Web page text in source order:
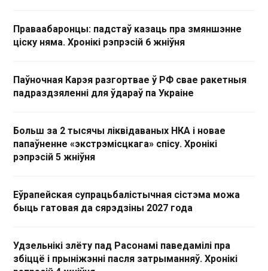
Праваабаронцы: падстаў казаць пра змяншэнне
ціску няма. Хронікі рэпрэсій 6 жніўня
Паўночная Карэя разгортвае ў РФ свае ракетныя
падраздзяленні для ўдараў па Украіне
Больш за 2 тысячы ліквідаваных НКА і новае
папаўненне «экстрэмісцкага» спісу. Хронікі
рэпрэсій 5 жніўня
Еўрапейская супрацьбалістычная сістэма можа
быць гатовая да сярэдзіны 2027 года
Удзельнікі злёту пад Расонамі паведамілі пра
збіццё і прыніжэнні пасля затрыманняў. Хронікі